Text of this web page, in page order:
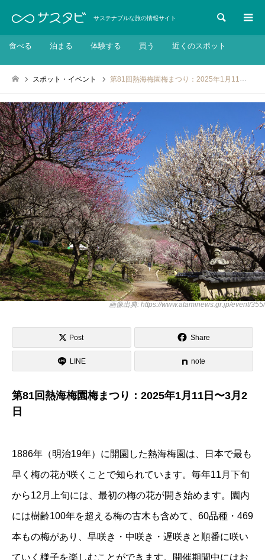
サステナブルな旅の情報サイト 検索
食べる 泊まる 体験する 買う 近くのスポット
スポット・イベント 第81回熱海梅園梅まつり：2025年1月11日〜3月2日
画像出典: https://www.ataminews.gr.jp/event/355/
Post Share
LINE note
第81回熱海梅園梅まつり：2025年1月11日〜3月2
日
1886年（明治19年）に開園した熱海梅園は、日本で最も
早く梅の花が咲くことで知られています。毎年11月下旬
から12月上旬には、最初の梅の花が開き始めます。園内
には樹齢100年を超える梅の古木も含めて、60品種・469
本もの梅があり、早咲き・中咲き・遅咲きと順番に咲い
ていく様子を楽しむことができます。開催期間中にはお